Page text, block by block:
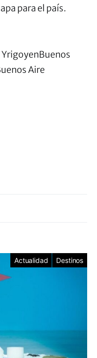
para el país.
Aire
Actualidad Destinos